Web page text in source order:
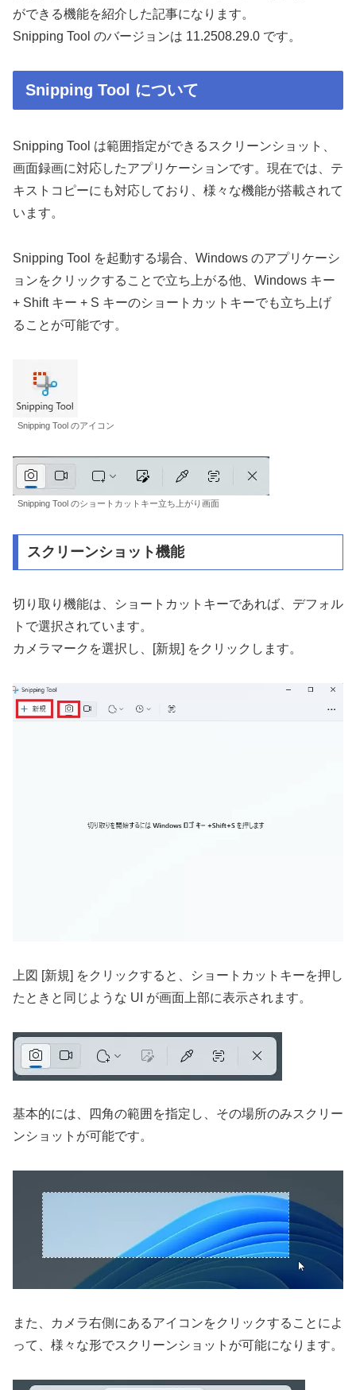
ができる機能を紹介した記事になります。
Snipping Tool のバージョンは 11.2508.29.0 です。
Snipping Tool について
Snipping Tool は範囲指定ができるスクリーンショット、
画面録画に対応したアプリケーションです。現在では、テ
キストコピーにも対応しており、様々な機能が搭載されて
います。
Snipping Tool を起動する場合、Windows のアプリケーシ
ョンをクリックすることで立ち上がる他、Windows キー
+ Shift キー + S キーのショートカットキーでも立ち上げ
ることが可能です。
Snipping Tool のアイコン
Snipping Tool のショートカットキー立ち上がり画面
スクリーンショット機能
切り取り機能は、ショートカットキーであれば、デフォル
トで選択されています。
カメラマークを選択し、[新規] をクリックします。
上図 [新規] をクリックすると、ショートカットキーを押し
たときと同じような UI が画面上部に表示されます。
基本的には、四角の範囲を指定し、その場所のみスクリー
ンショットが可能です。
また、カメラ右側にあるアイコンをクリックすることによ
って、様々な形でスクリーンショットが可能になります。